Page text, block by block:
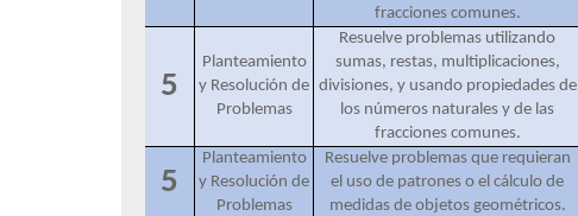
fracciones comunes.
5
Planteamiento
y Resolución de
Problemas
Resuelve problemas utilizando
sumas, restas, multiplicaciones,
divisiones, y usando propiedades de
los números naturales y de las
fracciones comunes.
5
Planteamiento
y Resolución de
Problemas
Resuelve problemas que requieran
el uso de patrones o el cálculo de
medidas de objetos geométricos.